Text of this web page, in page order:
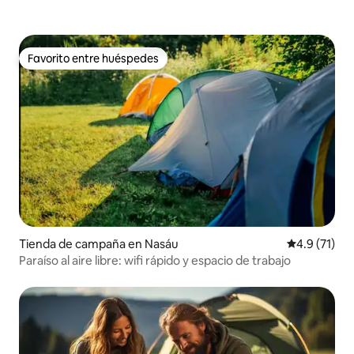
Favorito entre huéspedes
Favorito entre huéspedes
Tienda de campaña en Nasáu Calificación
4.9 (71)
Paraíso al aire libre: wifi rápido y espacio de trabajo